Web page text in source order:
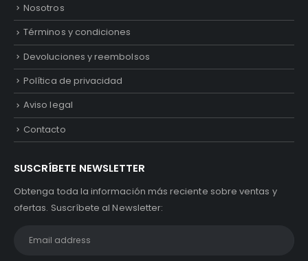
Nosotros
Términos y condiciones
Devoluciones y reembolsos
Política de privacidad
Aviso legal
Contacto
SUSCRÍBETE NEWSLETTER
Obtenga toda la información más reciente sobre ventas y
ofertas. Suscríbete al Newsletter: